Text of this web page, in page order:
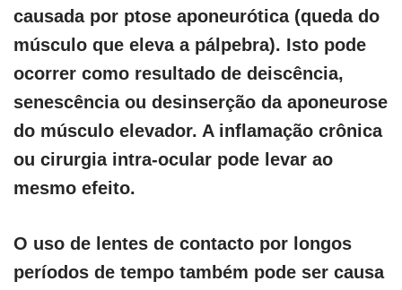
causada por ptose aponeurótica (queda do
músculo que eleva a pálpebra). Isto pode
ocorrer como resultado de deiscência,
senescência ou desinserção da aponeurose
do músculo elevador. A inflamação crônica
ou cirurgia intra-ocular pode levar ao
mesmo efeito.
O uso de lentes de contacto por longos
períodos de tempo também pode ser causa